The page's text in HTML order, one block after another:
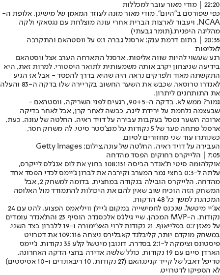
22:20 | מודי מאור עובר למכללות
כפי שפורסם ב"היום", מודי מאור מונה לעוזר המאמן של מישיגן, אלופת ה-
NCAA, ויעבור לארצות הברית אחרי עונה מוצלחת עם נגסאקי ולקה
מהליגה היפנית.(תומר גבעתי)
20:35 | בתום דרמת ענק: ארסנל גברה 0:1 על ווסטהאם והתקרבה
לאליפות
רגע שעשוי להיות שווה אליפות. ארסנל התארחה הערב אצל ווסטהאם
בידיעה שניצחון יקרב אותה משמעותית לתואר היסטורי. למרות זאת, היא
התקשתה מאוד ולפרקים נראה היה שהיא בדרך להפסד - אבל אז הגיע
לאנדרו טרוסאר, שכבש את השער החשוב בקריירה שלו בדקה ה-83 והעלה
את התותחנים ליתרון.
גמור? ממש לא. בדקה ה-90+5, רגעים לפני השריקה, ווסטהאם -
שבעצמה נלחמת על ירידת ליגה, כבשה לאחר קרן, אבל לאחר בדיקה
ארוכה השער נפסל בעקבות עבירה על דויד ראיה. החלטה של עונה. כעת,
ארסנל פתחה פער של 5 נקודות על מנצ'סטר סיטי, לה משחק חסר,
כשנותרו עוד שני מחזורים לסיום.
העבירה על דויד ראיה. החלטה של עונה,צילום: Getty Images
7:05 | הלייקרס רחוקים הפסד מהדחה
אוקלהומה סיטי ת'אנדר הביסה 108:131 בחוץ את לוס אנג'לס לייקרס,
עלתה ל-0:3 בחצי גמר המערב וקירבה את לברון ג'יימס לכדי הפסד אחד
מהדחה. הלייקרס הובילה בנקודה במחצית, בדומה למשחק 2, אבל
המשחק הזה הוכיח שוב שאין להם את היכולות להתמודד מול האלופה
המכהנת למשך כל 48 הדקות.
אג'יי מיטשל, שנכנס לחמישייה במקום ג'יילן וויליאמס הפצוע, להט עם 24
נקודות. ה-MVP המכהן, שיי גילג'ס אלכסנדר, הוסיף 23 והת'אנדר עומדים
על מאזן 0:7 בפלייאוף. 21 נקודות לרוי האצ'ימורה ו-19 ללברון בצד השני.
במשחק מוקדם יותר, קליבלנד קאבלירס ניצחה 109:116 את דטרויט
פיסטונס וצימקה ל-2:1 בסדרה. דונובן מיטשל קלע 35 נקודות, ג'יימס
הארדן סיים עם 19 נקודות, כולל שלשה אדירה בחצי הדקה האחרונה.
טריפל דאבל של קייד קנינגהאם (27 נקודות, 10 ריבאונדים ו-10 אסיסטים)
לא הספיקו לדטרויט.